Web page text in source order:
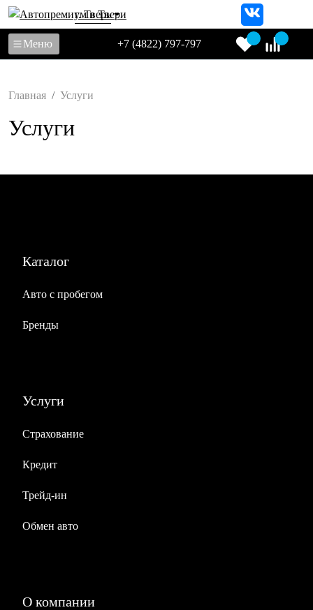
г. Тверь
Меню +7 (4822) 797-797
Главная Услуги
Услуги
Каталог
Авто с пробегом
Бренды
Услуги
Страхование
Кредит
Трейд-ин
Обмен авто
О компании